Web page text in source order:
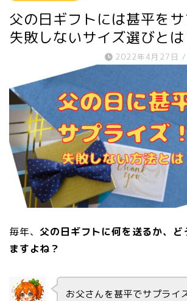
父の日ギフトには甚平をサ
失敗しないサイズ選びとは
2022年4月27日 /
毎年、 父の日ギフトに何を送るか、ど
ますよね？
お父さんを甚平でサプライ